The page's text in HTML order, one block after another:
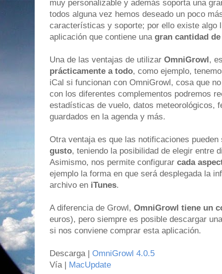
muy personalizable y además soporta una
todos alguna vez hemos deseado un poco
características y soporte; por ello existe algo
aplicación que contiene una gran cantidad
Una de las ventajas de utilizar OmniGrowl,
prácticamente a todo, como ejemplo,
iCal si funcionan con OmniGrowl, cosa que
con los diferentes complementos podremos
estadísticas de vuelo, datos meteorológicos,
guardados en la agenda y más.
Otra ventaja es que las notificaciones
gusto, teniendo la posibilidad de elegir entre
Asimismo, nos permite configurar cada
ejemplo la forma en que será desplegada la
archivo en iTunes.
A diferencia de Growl, OmniGrowl tiene un
euros), pero siempre es posible descargar
si nos conviene comprar esta aplicación.
Descarga | OmniGrowl 4.0.5
Vía | MacUpdate